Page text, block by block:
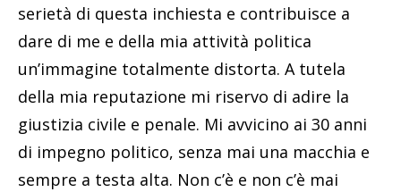
serietà di questa inchiesta e contribuisce a
dare di me e della mia attività politica
un’immagine totalmente distorta. A tutela
della mia reputazione mi riservo di adire la
giustizia civile e penale. Mi avvicino ai 30 anni
di impegno politico, senza mai una macchia e
sempre a testa alta. Non c’è e non c’è mai